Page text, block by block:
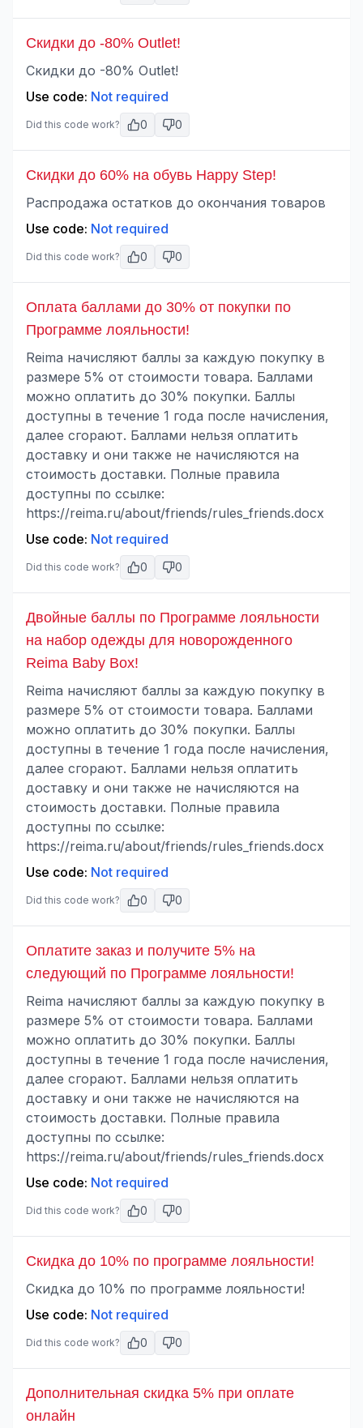
Скидки до -80% Outlet!
Скидки до -80% Outlet!
Use code: Not required
Did this code work? 0 0
Скидки до 60% на обувь Happy Step!
Распродажа остатков до окончания товаров
Use code: Not required
Did this code work? 0 0
Оплата баллами до 30% от покупки по
Программе лояльности!
Reima начисляют баллы за каждую покупку в
размере 5% от стоимости товара. Баллами
можно оплатить до 30% покупки. Баллы
доступны в течение 1 года после начисления,
далее сгорают. Баллами нельзя оплатить
доставку и они также не начисляются на
стоимость доставки. Полные правила
доступны по ссылке:
https://reima.ru/about/friends/rules_friends.docx
Use code: Not required
Did this code work? 0 0
Двойные баллы по Программе лояльности
на набор одежды для новорожденного
Reima Baby Box!
Reima начисляют баллы за каждую покупку в
размере 5% от стоимости товара. Баллами
можно оплатить до 30% покупки. Баллы
доступны в течение 1 года после начисления,
далее сгорают. Баллами нельзя оплатить
доставку и они также не начисляются на
стоимость доставки. Полные правила
доступны по ссылке:
https://reima.ru/about/friends/rules_friends.docx
Use code: Not required
Did this code work? 0 0
Оплатите заказ и получите 5% на
следующий по Программе лояльности!
Reima начисляют баллы за каждую покупку в
размере 5% от стоимости товара. Баллами
можно оплатить до 30% покупки. Баллы
доступны в течение 1 года после начисления,
далее сгорают. Баллами нельзя оплатить
доставку и они также не начисляются на
стоимость доставки. Полные правила
доступны по ссылке:
https://reima.ru/about/friends/rules_friends.docx
Use code: Not required
Did this code work? 0 0
Скидка до 10% по программе лояльности!
Скидка до 10% по программе лояльности!
Use code: Not required
Did this code work? 0 0
Дополнительная скидка 5% при оплате
онлайн